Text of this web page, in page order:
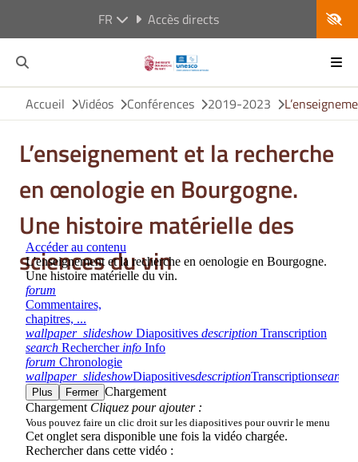
FR Accès directs
Accueil Vidéos Conférences 2019-2023
L’enseignement et la recherche
en œnologie en Bourgogne.
Une histoire matérielle des
sciences du vin